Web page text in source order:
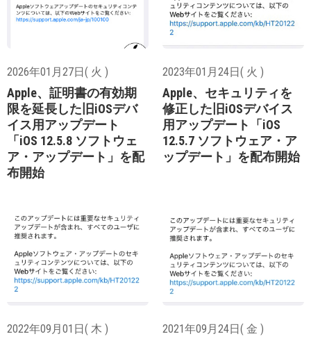
2026年01月27日( 火 )
Apple、証明書の有効期
限を延長した旧iOSデバ
イス用アップデート
「iOS 12.5.8 ソフトウェ
ア・アップデート」を配
布開始
2023年01月24日( 火 )
Apple、セキュリティを
修正した旧iOSデバイス
用アップデート「iOS
12.5.7 ソフトウェア・ア
ップデート」を配布開始
2022年09月01日( 木 ) 2021年09月24日( 金 )